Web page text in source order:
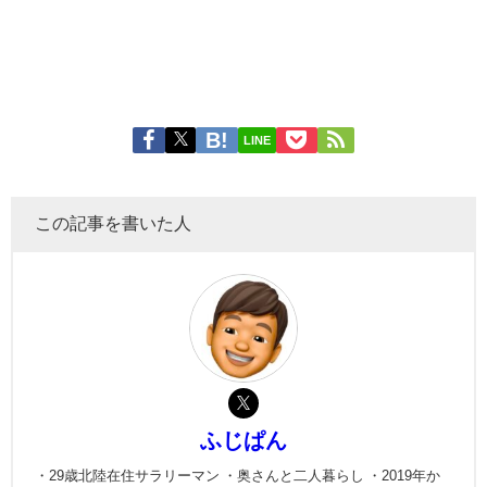
LINE
この記事を書いた人
ふじぱん
・29歳北陸在住サラリーマン ・奥さんと二人暮らし ・2019年か